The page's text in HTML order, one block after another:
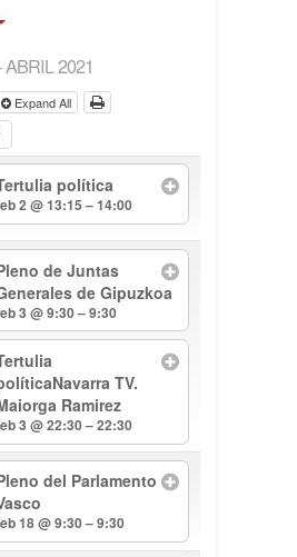
2021
Expand All
política
2 @ 13:15 – 14:00
de Juntas
de Gipuzkoa
3 @ 9:30 – 9:30
TV.
Ramirez
3 @ 22:30 – 22:30
del Parlamento
18 @ 9:30 – 9:30